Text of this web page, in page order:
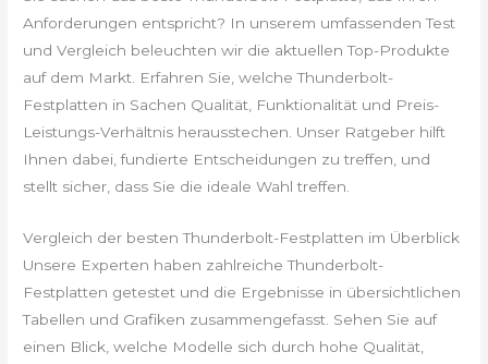
Anforderungen entspricht? In unserem umfassenden Test
und Vergleich beleuchten wir die aktuellen Top-Produkte
auf dem Markt. Erfahren Sie, welche Thunderbolt-
Festplatten in Sachen Qualität, Funktionalität und Preis-
Leistungs-Verhältnis herausstechen. Unser Ratgeber hilft
Ihnen dabei, fundierte Entscheidungen zu treffen, und
stellt sicher, dass Sie die ideale Wahl treffen.
Vergleich der besten Thunderbolt-Festplatten im Überblick
Unsere Experten haben zahlreiche Thunderbolt-
Festplatten getestet und die Ergebnisse in übersichtlichen
Tabellen und Grafiken zusammengefasst. Sehen Sie auf
einen Blick, welche Modelle sich durch hohe Qualität,